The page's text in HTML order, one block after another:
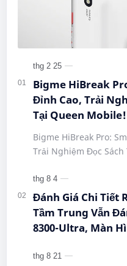
Bigme HiBreak
Đỉnh Cao, Trải
Tại Queen
#HiBreakPro5G
#CongNgheMoi
#EInkPhone
Bigme HiBreak Pro:
Trải Nghiệm Đọc
#Hi…
Đánh Giá Chi Tiết
Tầm Trung Vẫn
8300-Ultra, Màn